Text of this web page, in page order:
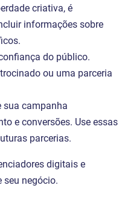
criativa, é
informações sobre
do público.
ou uma parceria
sua campanha
e conversões. Use essas
parcerias.
digitais e
seu negócio.